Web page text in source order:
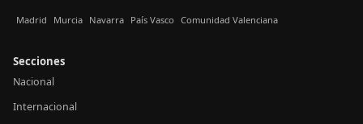
Madrid Murcia Navarra País Vasco Comunidad Valenciana
Secciones
Nacional
Internacional